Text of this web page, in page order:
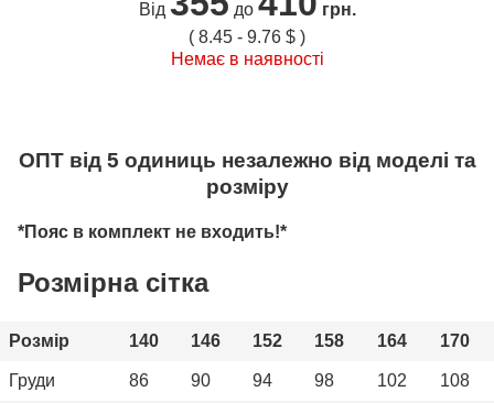
Від до
грн.
( 8.45 - 9.76 $ )
Немає в наявності
ОПТ від 5 одиниць незалежно від моделі та
розміру
*Пояс в комплект не входить!*
Розмірна сітка
Розмір 140 146 152 158 164 170
Груди 86 90 94 98 102 108